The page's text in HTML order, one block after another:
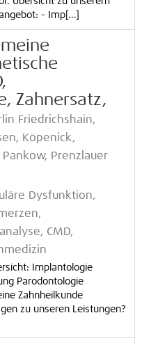
- Imp[...]
Zahnersatz,
Friedrichshain,
Köpenick,
Prenzlauer
Dysfunktion,
CMD,
Implantologie
Parodontologie
Zahnheilkunde
zu unseren Leistungen?